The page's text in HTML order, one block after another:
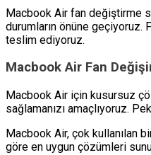
Macbook Air fan değiştirme
durumların önüne geçiyoruz.
teslim ediyoruz.
Macbook Air Fan
Macbook Air için kusursuz
sağlamanızı amaçlıyoruz.
Macbook Air, çok kullanılan
göre en uygun çözümleri